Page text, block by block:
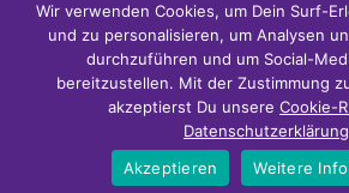
Wir verwenden Cookies, um Dein Surf-
und zu personalisieren, um Analysen
durchzuführen und um Social-
bereitzustellen. Mit der Zustimmung
akzeptierst Du unsere Cookie-
Datenschutzerklärung
Akzeptieren
Weitere